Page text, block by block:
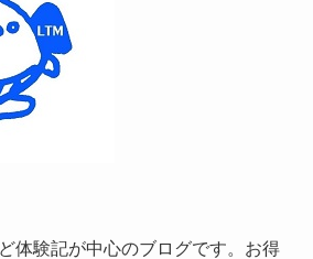
体験記が中心のブログです。お得